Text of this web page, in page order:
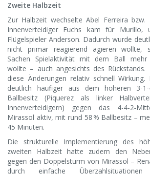
Zweite Halbzeit
Zur Halbzeit wechselte Abel Ferreira bzw.
Innenverteidiger Fuchs kam für Murillo,
Flügelspieler Anderson. Dadurch wurde
nicht primär reagierend agieren wollte,
Sachen Spielaktivität mit dem Ball mehr
wollte – auch angesichts des Rückstands.
diese Änderungen relativ schnell
deutlich häufiger aus dem höheren 3-1-
Ballbesitz (Piquerez als linker
Innenverteidigern) gegen das 4-4-2-
Mirassol aktiv, mit rund 58 % Ballbesitz –
45 Minuten.
Die strukturelle Implementierung des
zweiten Halbzeit hatte zudem den
gegen den Doppelsturm von Mirassol –
durch einfache